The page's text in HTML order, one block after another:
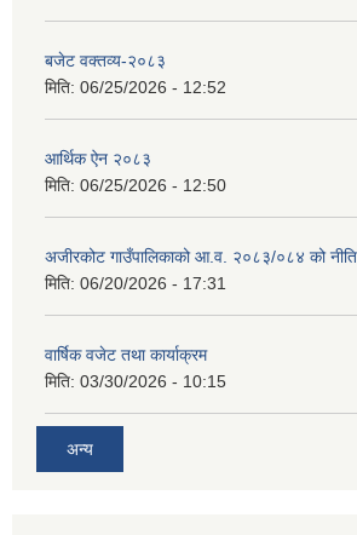
बजेट वक्तव्य-२०८३
मिति: 06/25/2026 - 12:52
आर्थिक ऐन २०८३
मिति: 06/25/2026 - 12:50
अजीरकोट गाउँपालिकाको आ.व. २०८३/०८४ को
मिति: 06/20/2026 - 17:31
वार्षिक वजेट तथा कार्याक्रम
मिति: 03/30/2026 - 10:15
अन्य